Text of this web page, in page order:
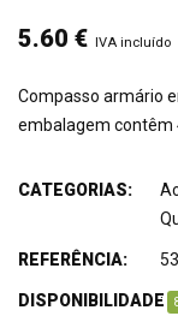
5.60 € IVA incluído
Compasso armário
embalagem contêm
CATEGORIAS:
REFERÊNCIA:
DISPONIBILIDADE: